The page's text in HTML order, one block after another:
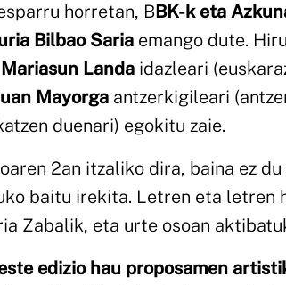
horretan, BBK-k eta
Bilbao Saria emango dute.
Mariasun Landa idazleari
Mayorga antzerkigileari
duenari) egokitu zaie.
2an itzaliko dira, baina ez
baitu irekita. Letren eta letren
Zabalik, eta urte osoan
edizio hau proposamen